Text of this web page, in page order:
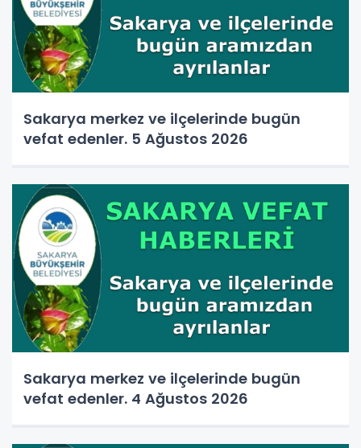
Sakarya merkez ve ilçelerinde bugün
vefat edenler. 5 Ağustos 2026
Sakarya merkez ve ilçelerinde bugün
vefat edenler. 4 Ağustos 2026